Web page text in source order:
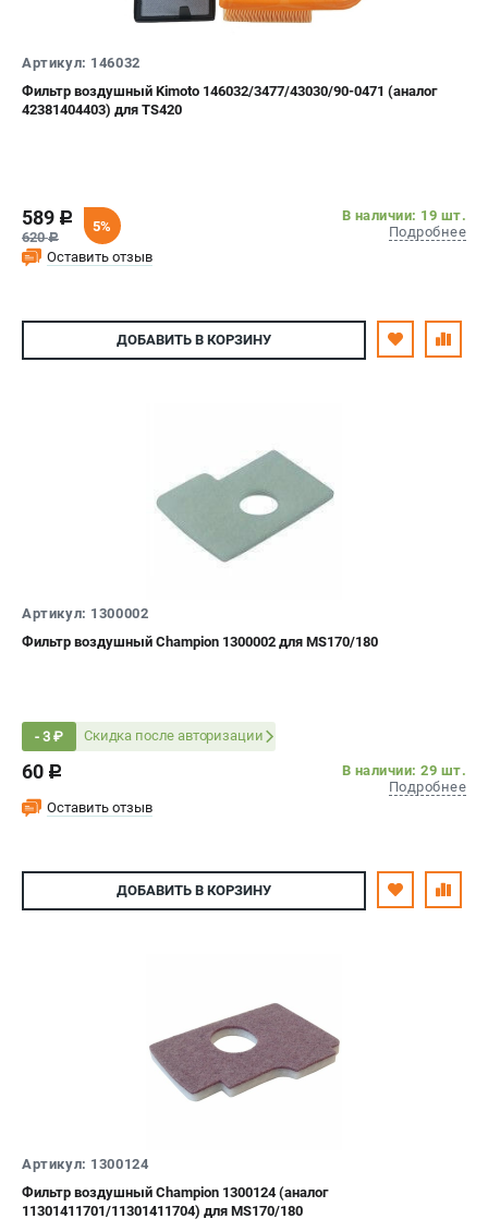
Артикул: 146032
Фильтр воздушный Kimoto 146032/3477/43030/90-0471 (аналог
42381404403) для TS420
589 c
620c
5%
В наличии: 19 шт.
Подробнее
Оставить отзыв
ДОБАВИТЬ В КОРЗИНУ
Артикул: 1300002
Фильтр воздушный Champion 1300002 для MS170/180
- 3 ₽ Скидка после авторизации
60 c
В наличии: 29 шт.
Подробнее
Оставить отзыв
ДОБАВИТЬ В КОРЗИНУ
Артикул: 1300124
Фильтр воздушный Champion 1300124 (аналог
11301411701/11301411704) для MS170/180